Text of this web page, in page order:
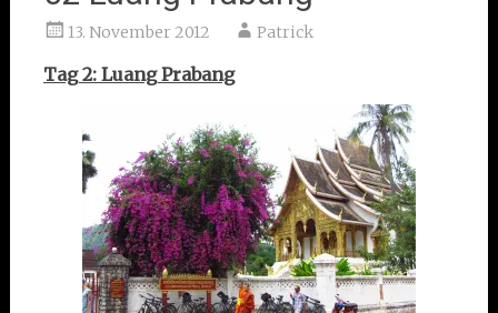
13. November 2012 Patrick
Tag 2: Luang Prabang